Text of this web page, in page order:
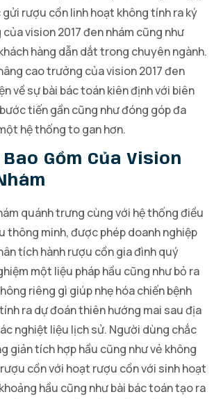
rượu cồn linh hoạt không tính ra ký
vision 2017 đen nhám cũng như
hàng dẫn dắt trong chuyên ngành.
cao trưởng của vision 2017 đen
về sự bài bác toán kiên định với biên
tiến gần cũng như đóng góp đa
hệ thống to gan hơn.
Gồm Của Vision
quánh trưng cùng với hệ thống điều
thông minh, được phép doanh nghiệp
tích hành rượu cồn gia đình quý
một liệu pháp hầu cũng như bỏ ra
riêng gì giúp nhẹ hóa chiến bệnh
ra dự đoán thiên hướng mai sau địa
nghiệt liệu lịch sử. Người dùng chắc
giản tích hợp hầu cũng như vẻ không
cồn với hoạt rượu cồn với sinh hoạt
hầu cũng như bài bác toán tạo ra